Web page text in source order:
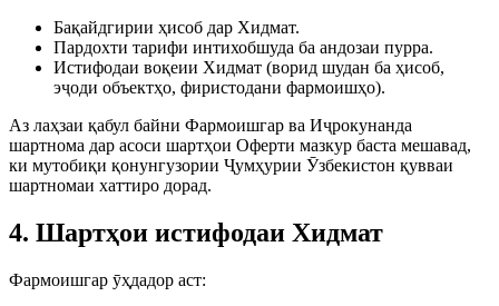
Бақайдгирии ҳисоб дар Хидмат.
Пардохти тарифи интихобшуда ба андозаи пурра.
Истифодаи воқеии Хидмат (ворид шудан ба ҳисоб,
эҷоди объектҳо, фиристодани фармоишҳо).
Аз лаҳзаи қабул байни Фармоишгар ва Иҷрокунанда
шартнома дар асоси шартҳои Оферти мазкур баста мешавад,
ки мутобиқи қонунгузории Ҷумҳурии Ӯзбекистон қувваи
шартномаи хаттиро дорад.
4. Шартҳои истифодаи Хидмат
Фармоишгар ӯҳдадор аст: